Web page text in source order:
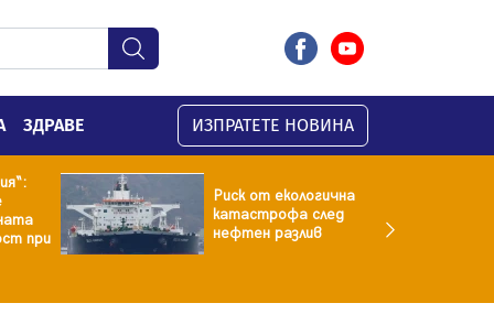
ЗДРАВЕ ИЗПРАТЕТЕ НОВИНА
при
Риск от екологична
катастрофа след
нефтен разлив